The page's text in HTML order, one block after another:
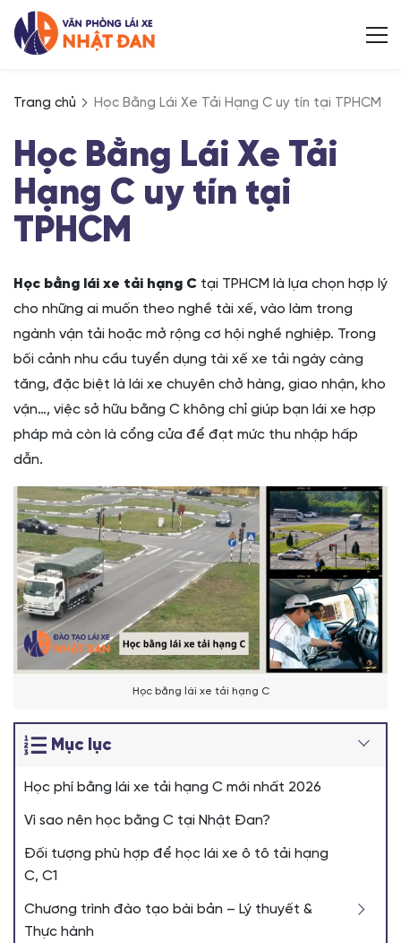
Trang chủ Học Bằng Lái Xe Tải Hạng C uy tín tại TPHCM
Học Bằng Lái Xe Tải
Hạng C uy tín tại
TPHCM
Học bằng lái xe tải hạng C tại TPHCM là lựa chọn hợp lý
cho những ai muốn theo nghề tài xế, vào làm trong
ngành vận tải hoặc mở rộng cơ hội nghề nghiệp. Trong
bối cảnh nhu cầu tuyển dụng tài xế xe tải ngày càng
tăng, đặc biệt là lái xe chuyên chở hàng, giao nhận, kho
vận…, việc sở hữu bằng C không chỉ giúp bạn lái xe hợp
pháp mà còn là cổng cửa để đạt mức thu nhập hấp
dẫn.
Học bằng lái xe tải hạng C
Mục lục
Học phí bằng lái xe tải hạng C mới nhất 2026
Vì sao nên học bằng C tại Nhật Đan?
Đối tượng phù hợp để học lái xe ô tô tải hạng
C, C1
Chương trình đào tạo bài bản – Lý thuyết &
Thực hành